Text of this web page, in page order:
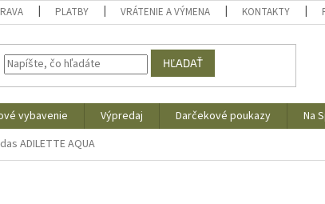
PLATBY VRÁTENIE A VÝMENA KONTAKTY
HĽADAŤ
vybavenie Výpredaj Darčekové poukazy Na
ADILETTE AQUA